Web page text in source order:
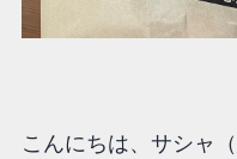
こんにちは、サシャ（